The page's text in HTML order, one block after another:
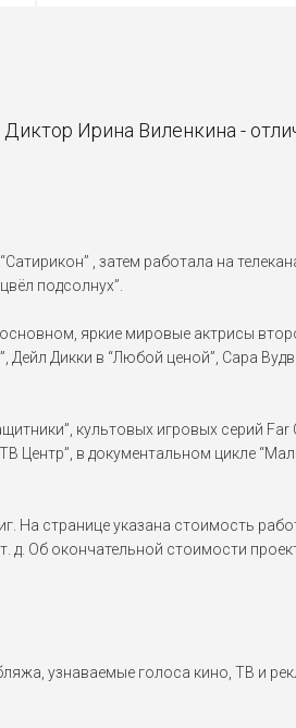
Ирина Виленкина -
, затем работала на
подсолнух”.
яркие мировые актрисы
Дейл Дикки в “Любой ценой”, Сара
культовых игровых серий Far
Центр”, в документальном цикле
На странице указана стоимость
д. Об окончательной стоимости
узнаваемые голоса кино, ТВ и